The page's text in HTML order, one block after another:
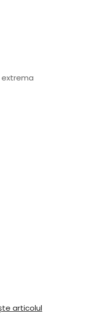
extrema
articolul